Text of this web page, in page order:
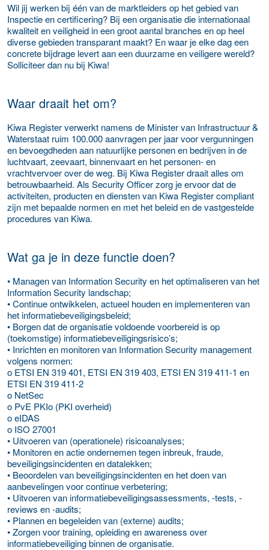
Wil jij werken bij één van de marktleiders op het gebied van
Inspectie en certificering? Bij een organisatie die internationaal
kwaliteit en veiligheid in een groot aantal branches en op heel
diverse gebieden transparant maakt? En waar je elke dag een
concrete bijdrage levert aan een duurzame en veiligere wereld?
Solliciteer dan nu bij Kiwa!
Waar draait het om?
Kiwa Register verwerkt namens de Minister van Infrastructuur &
Waterstaat ruim 100.000 aanvragen per jaar voor vergunningen
en bevoegdheden aan natuurlijke personen en bedrijven in de
luchtvaart, zeevaart, binnenvaart en het personen- en
vrachtvervoer over de weg. Bij Kiwa Register draait alles om
betrouwbaarheid. Als Security Officer zorg je ervoor dat de
activiteiten, producten en diensten van Kiwa Register compliant
zijn met bepaalde normen en met het beleid en de vastgestelde
procedures van Kiwa.
Wat ga je in deze functie doen?
• Managen van Information Security en het optimaliseren van het
Information Security landschap;
• Continue ontwikkelen, actueel houden en implementeren van
het informatiebeveiligingsbeleid;
• Borgen dat de organisatie voldoende voorbereid is op
(toekomstige) informatiebeveiligingsrisico’s;
• Inrichten en monitoren van Information Security management
volgens normen:
o ETSI EN 319 401, ETSI EN 319 403, ETSI EN 319 411-1 en
ETSI EN 319 411-2
o NetSec
o PvE PKIo (PKI overheid)
o eIDAS
o ISO 27001
• Uitvoeren van (operationele) risicoanalyses;
• Monitoren en actie ondernemen tegen inbreuk, fraude,
beveiligingsincidenten en datalekken;
• Beoordelen van beveiligingsincidenten en het doen van
aanbevelingen voor continue verbetering;
• Uitvoeren van informatiebeveiligingsassessments, -tests, -
reviews en -audits;
• Plannen en begeleiden van (externe) audits;
• Zorgen voor training, opleiding en awareness over
informatiebeveiliging binnen de organisatie.